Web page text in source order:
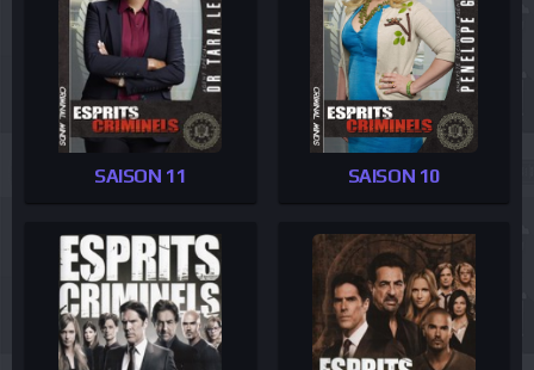
SAISON 11 SAISON 10